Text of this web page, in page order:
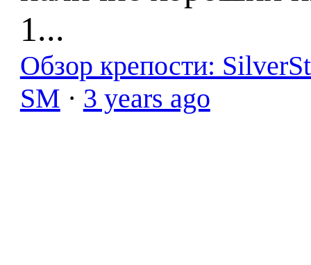
1...
Обзор крепости:
SM · 3 years ago